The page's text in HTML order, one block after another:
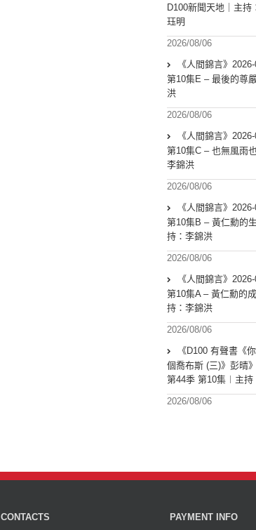
D100新聞天地｜主持
珏明
2026/08/06
《人間錦言》
第10集E – 最後的尊
洪
2026/08/06
《人間錦言》
第10集C – 也無風雨
李錦洪
2026/08/06
《人間錦言》
第10集B – 黃仁勳的
持：李錦洪
2026/08/06
《人間錦言》
第10集A – 黃仁勳的
持：李錦洪
2026/08/06
《D100 有聲書《
個喬布斯 (三)》彭晴》
第44季 第10集︱主持
2026/08/06
CONTACTS PAYMENT INFO